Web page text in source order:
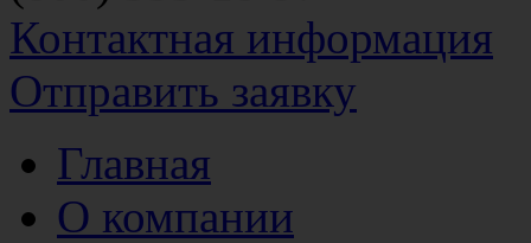
Контактная информация
Отправить заявку
Главная
О компании